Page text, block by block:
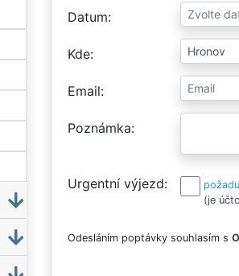
Datum
Kde
Email
Poznámka
Urgentní výjezd
(je
Odesláním poptávky souhlasím s